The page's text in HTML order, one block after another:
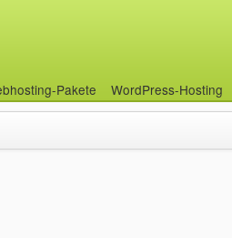
Pakete WordPress-Hosting